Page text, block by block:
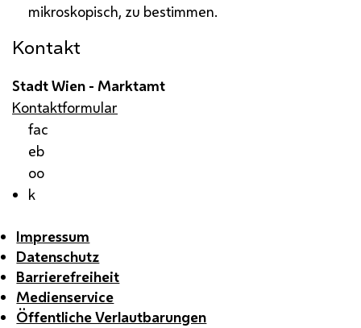
mikroskopisch, zu bestimmen.
Kontakt
Stadt Wien - Marktamt
Kontaktformular
fac
eb
oo
k
Impressum
Datenschutz
Barrierefreiheit
Medienservice
Öffentliche Verlautbarungen